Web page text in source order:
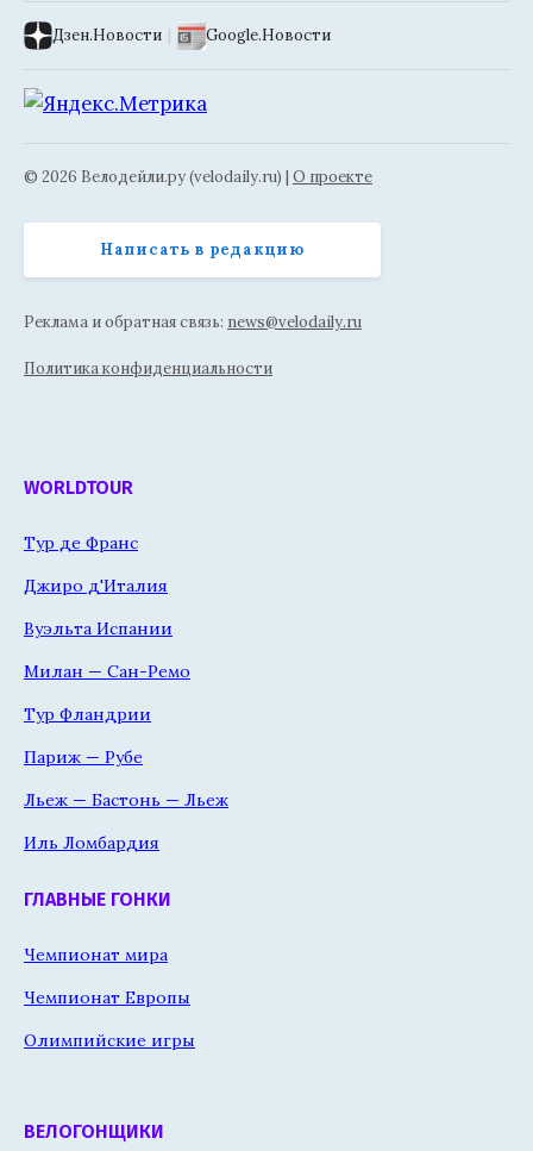
Дзен.Новости | Google.Новости
© 2026 Велодейли.ру (velodaily.ru) | О проекте
Написать в редакцию
Реклама и обратная связь: news@velodaily.ru
Политика конфиденциальности
WORLDTOUR
Тур де Франс
Джиро д'Италия
Вуэльта Испании
Милан — Сан-Ремо
Тур Фландрии
Париж — Рубе
Льеж — Бастонь — Льеж
Иль Ломбардия
ГЛАВНЫЕ ГОНКИ
Чемпионат мира
Чемпионат Европы
Олимпийские игры
ВЕЛОГОНЩИКИ